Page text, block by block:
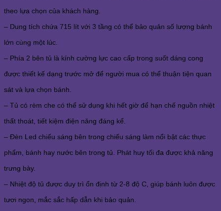
theo lựa chọn của khách hàng.
– Dung tích chứa 715 lít với 3 tầng có thể bảo quản số lượng bánh
lớn cùng một lúc.
– Phía 2 bên tủ là kính cường lực cao cấp trong suốt dáng cong
được thiết kế dạng trước mở để người mua có thể thuận tiện quan
sát và lựa chọn bánh.
– Tủ có rèm che có thể sử dụng khi hết giờ để hạn chế nguồn nhiệt
thất thoát, tiết kiệm điện năng đáng kể.
– Đèn Led chiếu sáng bên trong chiếu sáng làm nổi bật các thực
phẩm, bánh hay nước bên trong tủ. Phát huy tối đa được khả năng
trưng bày.
– Nhiệt độ tủ được duy trì ổn định từ 2-8 độ C, giúp bánh luôn được
tươi ngon, mắc sắc hấp dẫn khi bảo quản.